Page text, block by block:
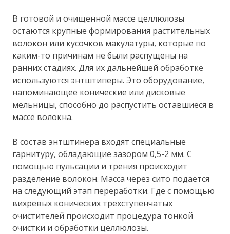
В готовой и очищенной массе целлюлозы
остаются крупные формирования растительных
волокон или кусочков макулатуры, которые по
каким-то причинам не были распущены на
ранних стадиях. Для их дальнейшей обработке
используются энтштиперы. Это оборудование,
напоминающее конические или дисковые
мельницы, способно до распустить оставшиеся в
массе волокна.
В состав энтштинера входят специальные
гарнитуру, обладающие зазором 0,5-2 мм. С
помощью пульсации и трения происходит
разделение волокон. Масса через сито подается
на следующий этап переработки. Где с помощью
вихревых конических трехступенчатых
очистителей происходит процедура тонкой
очистки и обработки целлюлозы.